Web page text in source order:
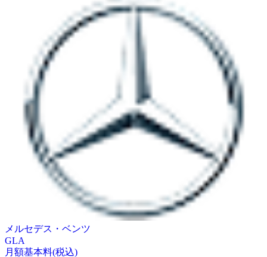
メルセデス・ベンツ
GLA
月額基本料(税込)